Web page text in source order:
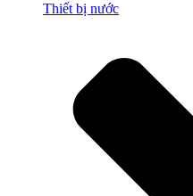
Thiết bị nước